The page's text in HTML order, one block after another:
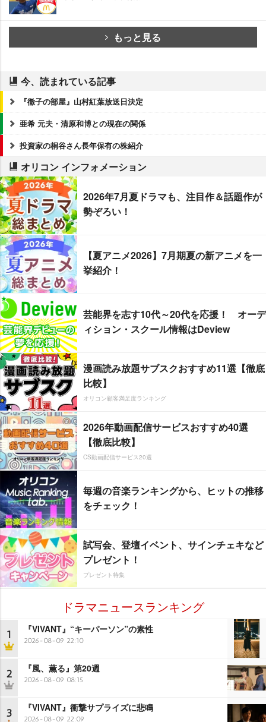
もっと見る
今、読まれている記事
『徹子の部屋』山村紅葉放送日決定
亜希 元夫・清原和博との現在の関係
投資家の桐谷さん長年保有の株紹介
オリコン インフォメーション
2026年7月夏ドラマも、注目作＆話題作が
勢ぞろい！
【夏アニメ2026】7月期夏の新アニメを一
挙紹介！
芸能界を志す10代～20代を応援！ オーデ
ィション・スクール情報はDeview
漫画読み放題サブスクおすすめ11選【徹底
比較】
オリコン顧客満足度ランキング
2026年動画配信サービスおすすめ40選
【徹底比較】
CS動画配信サービス20選
毎週の音楽ランキングから、ヒットの推移
をチェック！
試写会、登壇イベント、サインチェキなど
プレゼント！
プレゼント特集
ドラマニュースランキング
1 『VIVANT』“キーパーソン”の素性
2026-08-09 22:10
2 『風、薫る』第20週
2026-08-09 08:15
3 『VIVANT』衝撃サプライズに悲鳴
2026-08-09 22:09